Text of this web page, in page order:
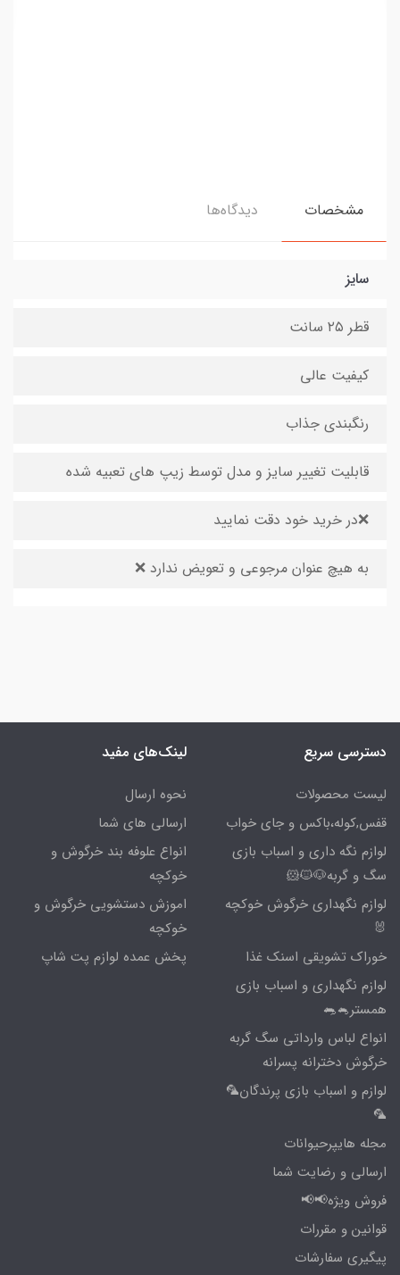
مشخصات دیدگاه‌ها
سایز
قطر ۲۵ سانت
کیفیت عالی
رنگبندی جذاب
قابلیت تغییر سایز و مدل توسط زیپ های تعبیه شده
❌در خرید خود دقت نمایید
به هیچ عنوان مرجوعی و تعویض ندارد ❌
دسترسی سریع
لیست محصولات
قفس,کوله،باکس و جای خواب
لوازم نگه داری و اسباب بازی
سگ و گربه🐶🐱🐹
لوازم نگهداری خرگوش خوکچه
🐰
خوراک تشویقی اسنک غذا
لوازم نگهداری و اسباب بازی
همستر🐁🐀
انواع لباس وارداتی سگ گربه
خرگوش دخترانه پسرانه
لوازم و اسباب بازی پرندگان🦜
🦜
مجله هایپرحیوانات
ارسالی و رضایت شما
فروش ویژه📢📢
قوانین و مقررات
پیگیری سفارشات
لینک‌های مفید
نحوه ارسال
ارسالی های شما
انواع علوفه بند خرگوش و
خوکچه
اموزش دستشویی خرگوش و
خوکچه
پخش عمده لوازم پت شاپ